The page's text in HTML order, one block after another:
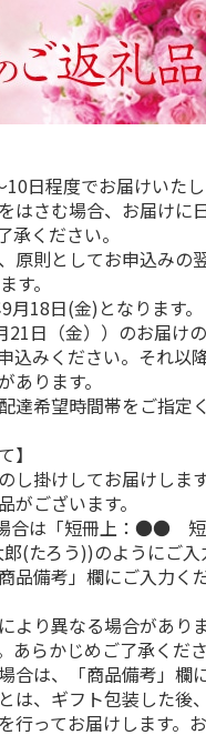
フト 海コ
事用】
5）
円
込)
ース【慶事用】
5.0（3）
5,590円
日程度でお届けいたし
はさむ場合、お届けに
承ください。
則としてお申込みの
す。
18日(金)となります。
日（金））のお届けの
込みください。それ以
ります。
希望時間帯をご指定く
】
掛けしてお届けします
ございます。
場合は「短冊上：●●
ろう))のようにご入
品備考」欄にご入力く
より異なる場合があり
らかじめご了承くださ
は、「商品備考」欄
は、ギフト包装した後
行ってお届けします。